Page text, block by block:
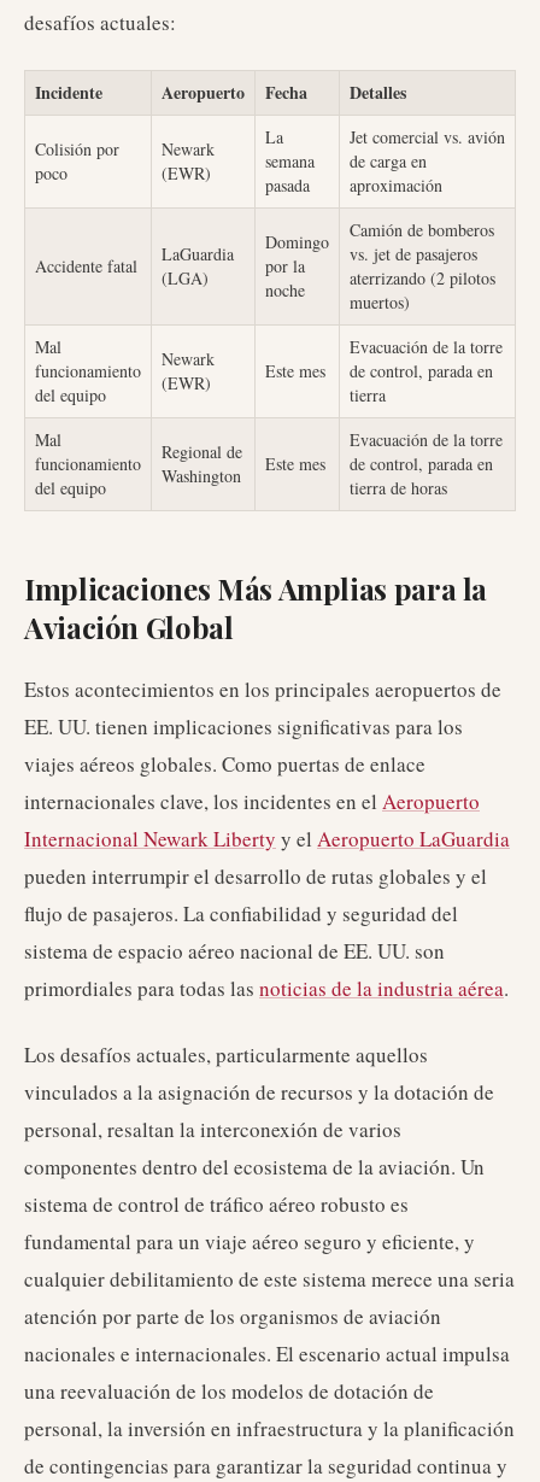
desafíos actuales:
Incidente Aeropuerto Fecha Detalles
Colisión por
poco
Newark
(EWR)
La
semana
pasada
Jet comercial vs. avión
de carga en
aproximación
Accidente fatal
LaGuardia
(LGA)
Domingo
por la
noche
Camión de bomberos
vs. jet de pasajeros
aterrizando (2 pilotos
muertos)
Mal
funcionamiento
del equipo
Newark
(EWR)
Este mes
Evacuación de la torre
de control, parada en
tierra
Mal
funcionamiento
del equipo
Regional de
Washington
Este mes
Evacuación de la torre
de control, parada en
tierra de horas
Implicaciones Más Amplias para la
Aviación Global
Estos acontecimientos en los principales aeropuertos de
EE. UU. tienen implicaciones significativas para los
viajes aéreos globales. Como puertas de enlace
internacionales clave, los incidentes en el Aeropuerto
Internacional Newark Liberty y el Aeropuerto LaGuardia
pueden interrumpir el desarrollo de rutas globales y el
flujo de pasajeros. La confiabilidad y seguridad del
sistema de espacio aéreo nacional de EE. UU. son
primordiales para todas las noticias de la industria aérea.
Los desafíos actuales, particularmente aquellos
vinculados a la asignación de recursos y la dotación de
personal, resaltan la interconexión de varios
componentes dentro del ecosistema de la aviación. Un
sistema de control de tráfico aéreo robusto es
fundamental para un viaje aéreo seguro y eficiente, y
cualquier debilitamiento de este sistema merece una seria
atención por parte de los organismos de aviación
nacionales e internacionales. El escenario actual impulsa
una reevaluación de los modelos de dotación de
personal, la inversión en infraestructura y la planificación
de contingencias para garantizar la seguridad continua y